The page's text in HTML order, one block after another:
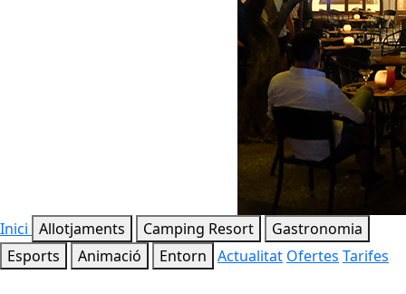
Inici Allotjaments Camping Resort
Gastronomia
Esports
Animació Entorn Actualitat Ofertes Tarifes